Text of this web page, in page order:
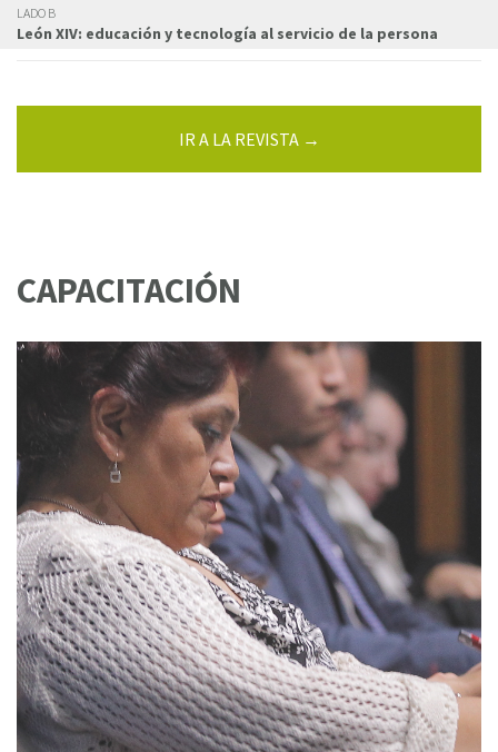
LADO B
León XIV: educación y tecnología al servicio de la persona
IR A LA REVISTA →
CAPACITACIÓN